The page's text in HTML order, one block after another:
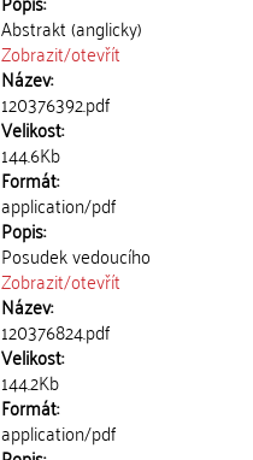
Abstrakt (anglicky)
Zobrazit/otevřít
Název:
120376392.pdf
Velikost:
144.6Kb
Formát:
application/pdf
Popis:
Posudek vedoucího
Zobrazit/otevřít
Název:
120376824.pdf
Velikost:
144.2Kb
Formát:
application/pdf